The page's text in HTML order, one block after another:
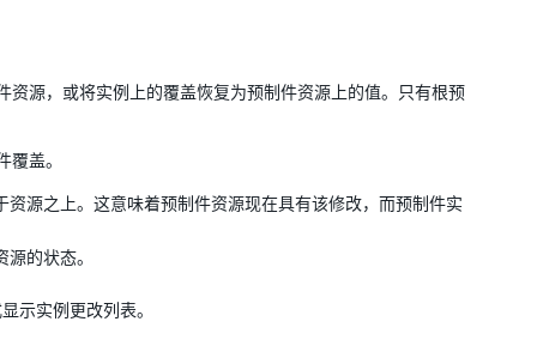
源，或将实例上的覆盖恢复为预制件资源上的值。只有根预
盖。
源之上。这意味着预制件资源现在具有该修改，而预制件实
的状态。
示实例更改列表。